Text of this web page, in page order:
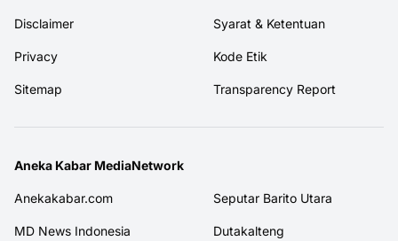
Disclaimer Syarat & Ketentuan
Privacy Kode Etik
Sitemap Transparency Report
Aneka Kabar MediaNetwork
Anekakabar.com Seputar Barito Utara
MD News Indonesia Dutakalteng